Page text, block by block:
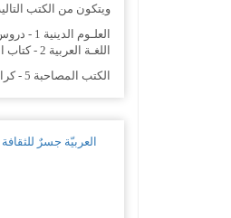
ويتكون من الكتب
العلـوم الدينية 1 - دروس من القرآن الكريم
اللغـة العربية 2 - كتاب الصور (لمرحلة الاستماع) 3 - القراءة والكتابة 4 - التعبير
الكتب المصاحبة 5 - كراسـة الخـط 6 -...
العربيّة جسرٌ